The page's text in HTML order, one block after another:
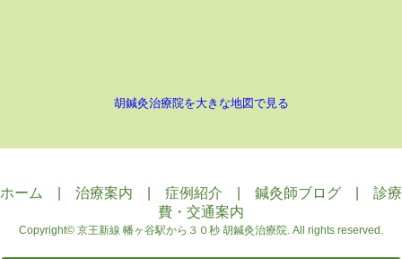
胡鍼灸治療院を大きな地図で見る
ホーム 治療案内 症例紹介 鍼灸師ブログ
診療
費・交通案内
Copyright© 京王新線 幡ヶ谷駅から３０秒 胡鍼灸治療院. All rights reserved.